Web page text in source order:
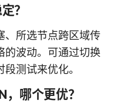
？
、所选节点跨区域传
的波动。可通过切换
测试来优化。
哪个更优？